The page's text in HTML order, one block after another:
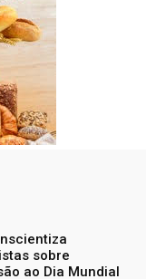
sobre
ao Dia Mundial